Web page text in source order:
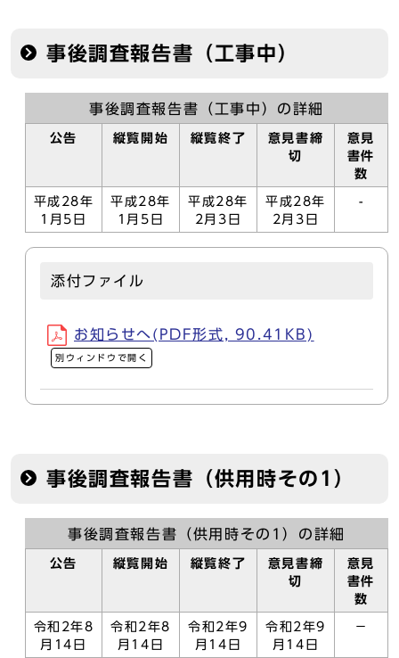
事後調査報告書（工事中）
事後調査報告書（工事中）の詳細
公告 縦覧開始 縦覧終了
意見書締
切
意見
書件
数
平成28年
1月5日
平成28年
1月5日
平成28年
2月3日
平成28年
2月3日
-
添付ファイル
お知らせへ(PDF形式, 90.41KB)
別ウィンドウで開く
事後調査報告書（供用時その1）
事後調査報告書（供用時その1）の詳細
公告 縦覧開始 縦覧終了
意見書締
切
意見
書件
数
令和2年8
月14日
令和2年8
月14日
令和2年9
月14日
令和2年9
月14日
－